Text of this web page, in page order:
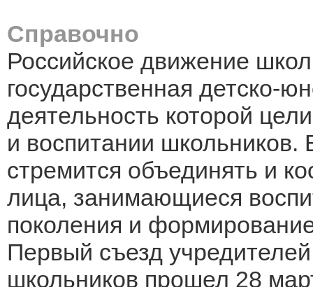
Справочно
Российское движение
государственная детско-
деятельность которой
и воспитании
стремится объединять и
лица, занимающиеся
поколения и
Первый съезд
школьников прошел 28